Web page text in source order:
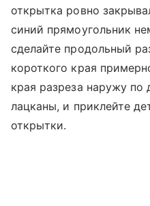
открытка ровно
синий прямоугольник
сделайте продольный
короткого края
края разреза наружу по
лацканы, и приклейте
открытки.